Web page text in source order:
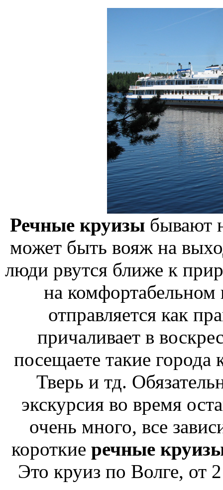
Речные круизыбывают
может быть вояж на
люди рвутся ближе к
на
отправляется как
причаливает в
посещаете такие
Тверь и тд.
экскурсия во время
очень много, все
короткие речные
Это круиз по Волге, от